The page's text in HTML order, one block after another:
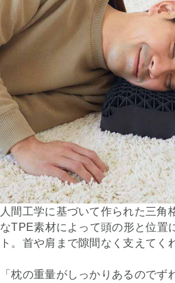
人間工学に基づいて作られた三角
なTPE素材によって頭の形と位置
ト。首や肩まで隙間なく支えてく
「枕の重量がしっかりあるので